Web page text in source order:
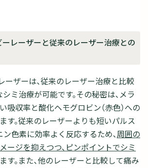
レーザーと従来のレーザー治療との
ーザーは、従来のレーザー治療と比較
シミ治療が可能です。その秘密は、メラ
吸収率と酸化ヘモグロビン（赤色）への
す。従来のレーザーよりも短いパルス
ン色素に効率よく反応するため、周囲の
ージを抑えつつ、ピンポイントでシミ
す。また、他のレーザーと比較して痛み